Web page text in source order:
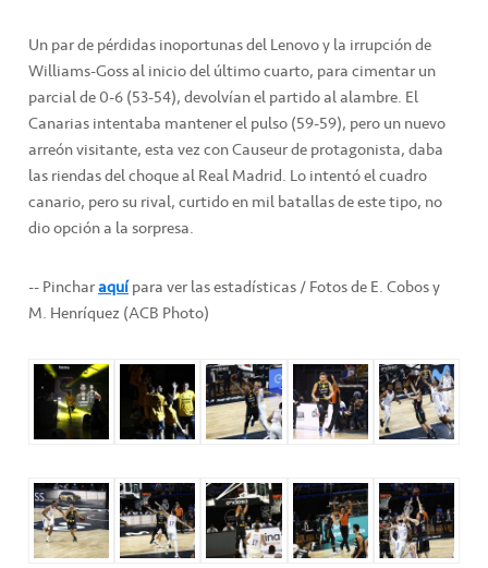
Un par de pérdidas inoportunas del Lenovo y la irrupción de
Williams-Goss al inicio del último cuarto, para cimentar un
parcial de 0-6 (53-54), devolvían el partido al alambre. El
Canarias intentaba mantener el pulso (59-59), pero un nuevo
arreón visitante, esta vez con Causeur de protagonista, daba
las riendas del choque al Real Madrid. Lo intentó el cuadro
canario, pero su rival, curtido en mil batallas de este tipo, no
dio opción a la sorpresa.
-- Pincharaquípara ver las estadísticas / Fotos de E. Cobos y
M. Henríquez (ACB Photo)